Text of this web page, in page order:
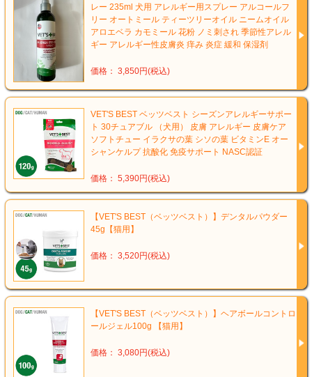
レー 235ml 犬用 アレルギー用スプレー アルコールフ
リー オートミール ティーツリーオイル ニームオイル
アロエベラ カモミール 花粉 ノミ刺され 季節性アレル
ギー アレルギー性皮膚炎 痒み 炎症 緩和 保湿剤
価格： 3,850円(税込)
VET'S BEST ベッツベスト シーズンアレルギーサポー
ト 30チュアブル （犬用） 皮膚 アレルギー 皮膚ケア
ソフトチュー イラクサの葉 シソの葉 ビタミンE オー
シャンケルプ 抗酸化 免疫サポート NASC認証
価格： 5,390円(税込)
【VET'S BEST（ベッツベスト）】デンタルパウダー
45g【猫用】
価格： 3,520円(税込)
【VET'S BEST（ベッツベスト）】ヘアボールコントロ
ールジェル100g 【猫用】
価格： 3,080円(税込)